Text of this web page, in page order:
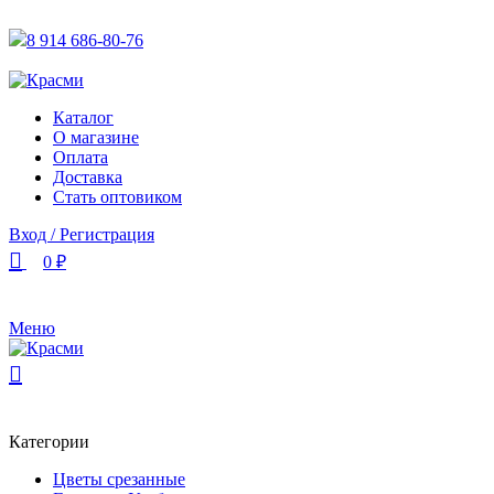
8 914 686-80-76
Каталог
О магазине
Оплата
Доставка
Стать оптовиком
Вход / Регистрация
0 ₽
Меню
Категории
Цветы срезанные